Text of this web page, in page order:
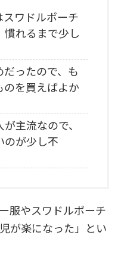
スワドルポーチ
れるまで少し
だったので、も
のを買えばよか
主流なので、
のが少し不
服やスワドルポーチ
が楽になった」とい